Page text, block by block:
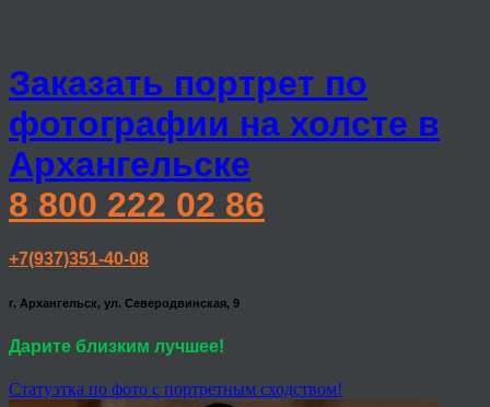
Заказать портрет по
фотографии на холсте в
Архангельске
8 800 222 02 86
+7(937)351-40-08
г. Архангельск, ул. Северодвинская, 9
Дарите близким лучшее!
Статуэтка по фото с портретным сходством!